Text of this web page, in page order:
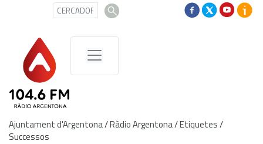
Ajuntament d'Argentona/Ràdio Argentona/Etiquetes/
Successos